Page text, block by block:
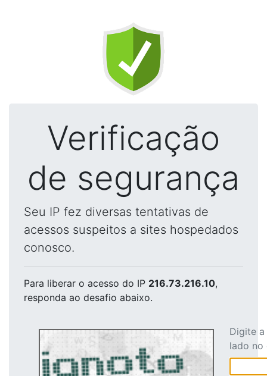
Verificação
de segurança
Seu IP fez diversas tentativas de
acessos suspeitos a sites hospedados
conosco.
Para liberar o acesso do IP 216.73.216.10,
responda ao desafio abaixo.
Digite
lado no